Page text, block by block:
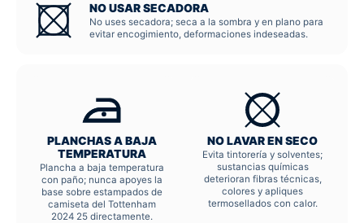
NO USAR SECADORA
No uses secadora; seca a la sombra y en plano para
evitar encogimiento, deformaciones indeseadas.
PLANCHAS A BAJA
TEMPERATURA
Plancha a baja temperatura
con paño; nunca apoyes la
base sobre estampados de
camiseta del Tottenham
2024 25 directamente.
NO LAVAR EN SECO
Evita tintorería y solventes;
sustancias químicas
deterioran fibras técnicas,
colores y apliques
termosellados con calor.